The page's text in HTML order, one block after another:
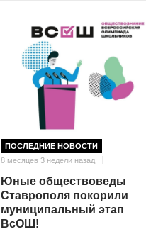
ПОСЛЕДНИЕ НОВОСТИ
8 месяцев 3 недели назад
Юные обществоведы
Ставрополя покорили
муниципальный этап
ВсОШ!